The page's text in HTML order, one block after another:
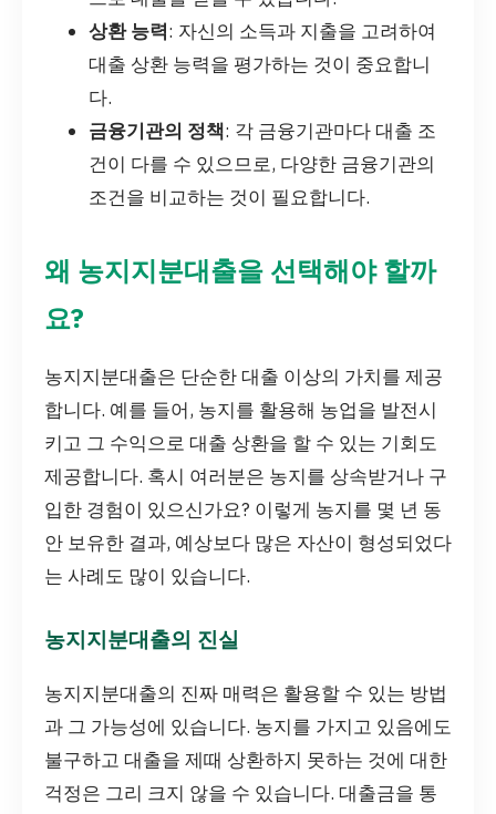
상환 능력: 자신의 소득과 지출을 고려하여
대출 상환 능력을 평가하는 것이 중요합니
다.
금융기관의 정책: 각 금융기관마다 대출 조
건이 다를 수 있으므로, 다양한 금융기관의
조건을 비교하는 것이 필요합니다.
왜 농지지분대출을 선택해야 할까
요?
농지지분대출은 단순한 대출 이상의 가치를 제공
합니다. 예를 들어, 농지를 활용해 농업을 발전시
키고 그 수익으로 대출 상환을 할 수 있는 기회도
제공합니다. 혹시 여러분은 농지를 상속받거나 구
입한 경험이 있으신가요? 이렇게 농지를 몇 년 동
안 보유한 결과, 예상보다 많은 자산이 형성되었다
는 사례도 많이 있습니다.
농지지분대출의 진실
농지지분대출의 진짜 매력은 활용할 수 있는 방법
과 그 가능성에 있습니다. 농지를 가지고 있음에도
불구하고 대출을 제때 상환하지 못하는 것에 대한
걱정은 그리 크지 않을 수 있습니다. 대출금을 통